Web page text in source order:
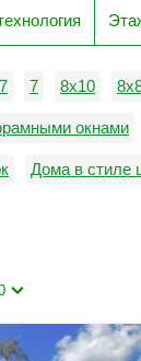
7 8х10
окнами
Дома в стиле